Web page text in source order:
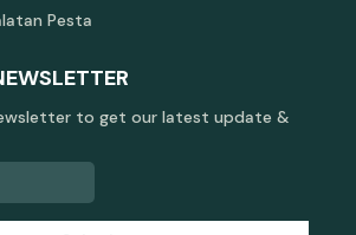
Pesta
to get our latest update &